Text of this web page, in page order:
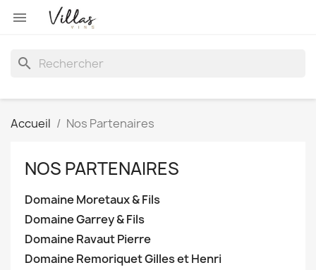

search
Accueil Nos Partenaires
NOS PARTENAIRES
Domaine Moretaux & Fils
Domaine Garrey & Fils
Domaine Ravaut Pierre
Domaine Remoriquet Gilles et Henri